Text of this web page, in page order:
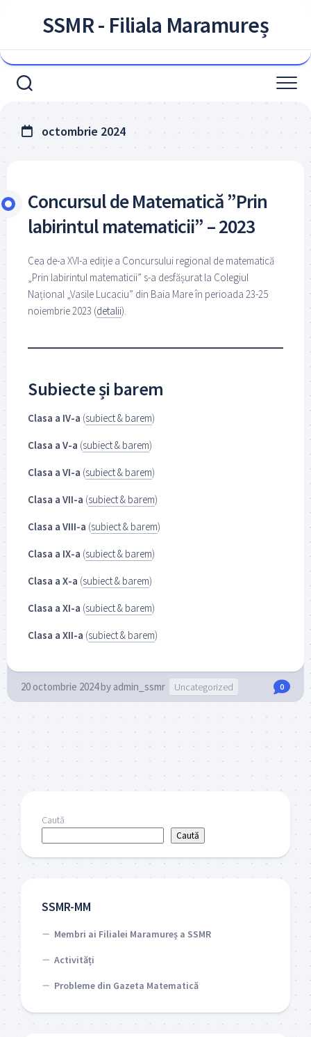
SSMR - Filiala Maramureș
octombrie 2024
Concursul de Matematică ”Prin
labirintul matematicii” – 2023
Cea de-a XVI-a ediție a Concursului regional de matematică
„Prin labirintul matematicii” s-a desfășurat la Colegiul
Național „Vasile Lucaciu” din Baia Mare în perioada 23-25
noiembrie 2023 (detalii).
Subiecte și barem
Clasa a IV-a (subiect & barem)
Clasa a V-a (subiect & barem)
Clasa a VI-a (subiect & barem)
Clasa a VII-a (subiect & barem)
Clasa a VIII-a (subiect & barem)
Clasa a IX-a (subiect & barem)
Clasa a X-a (subiect & barem)
Clasa a XI-a (subiect & barem)
Clasa a XII-a (subiect & barem)
20 octombrie 2024by admin_ssmr Uncategorized 0
Caută
Caută
SSMR-MM
Membri ai Filialei Maramureș a SSMR
Activități
Probleme din Gazeta Matematică